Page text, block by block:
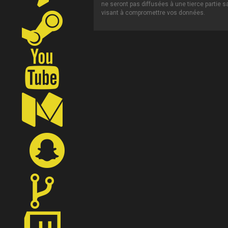
ne seront pas diffusées à une tierce partie
visant à compromettre vos données.